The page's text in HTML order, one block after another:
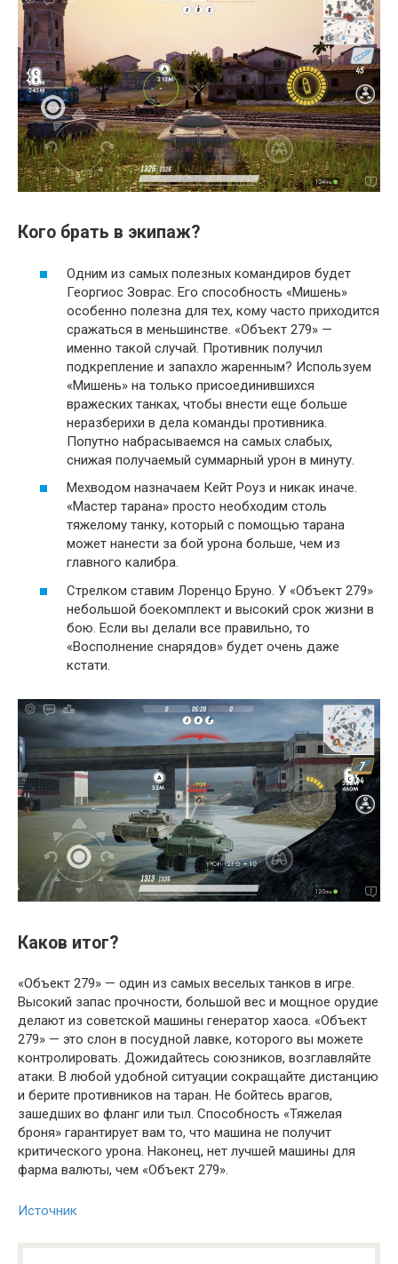
Кого брать в экипаж?
Одним из самых полезных командиров будет
Георгиос Зоврас. Его способность «Мишень»
особенно полезна для тех, кому часто приходится
сражаться в меньшинстве. «Объект 279» —
именно такой случай. Противник получил
подкрепление и запахло жаренным? Используем
«Мишень» на только присоединившихся
вражеских танках, чтобы внести еще больше
неразберихи в дела команды противника.
Попутно набрасываемся на самых слабых,
снижая получаемый суммарный урон в минуту.
Мехводом назначаем Кейт Роуз и никак иначе.
«Мастер тарана» просто необходим столь
тяжелому танку, который с помощью тарана
может нанести за бой урона больше, чем из
главного калибра.
Стрелком ставим Лоренцо Бруно. У «Объект 279»
небольшой боекомплект и высокий срок жизни в
бою. Если вы делали все правильно, то
«Восполнение снарядов» будет очень даже
кстати.
Каков итог?
«Объект 279» — один из самых веселых танков в игре.
Высокий запас прочности, большой вес и мощное орудие
делают из советской машины генератор хаоса. «Объект
279» — это слон в посудной лавке, которого вы можете
контролировать. Дожидайтесь союзников, возглавляйте
атаки. В любой удобной ситуации сокращайте дистанцию
и берите противников на таран. Не бойтесь врагов,
зашедших во фланг или тыл. Способность «Тяжелая
броня» гарантирует вам то, что машина не получит
критического урона. Наконец, нет лучшей машины для
фарма валюты, чем «Объект 279».
Источник